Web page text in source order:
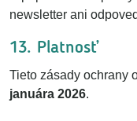
newsletter ani
13. Platnosť
Tieto zásady ochrany
januára 2026.